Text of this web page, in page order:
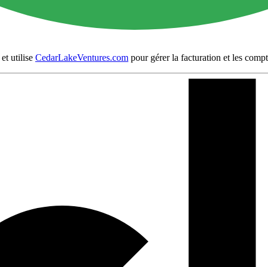
et utilise CedarLakeVentures.com pour gérer la facturation et les